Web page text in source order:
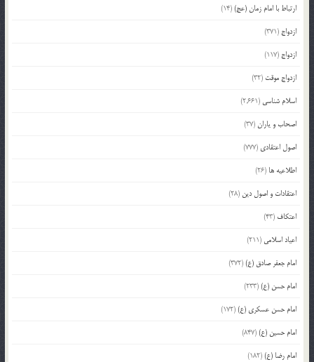
ارتباط با امام زمان (عج)(14)
ازدواج (371)
ازدواج (117)
ازدواج موقت (32)
اسلام شناسی (2,661)
اصحاب و یاران (37)
اصول اعتقادی (777)
اطلاعیه ها (26)
اعتقادات و اصول دین (28)
اعتکاف (43)
اعیاد اسلامی (211)
امام جعفر صادق (ع)(372)
امام حسن (ع)(233)
امام حسن عسکری (ع)(172)
امام حسین (ع)(847)
امام رضا (ع)(182)